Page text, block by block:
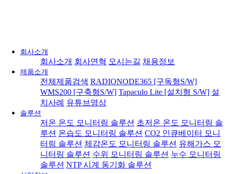
회사소개
회사소개 회사연혁 오시는길 채용정보
제품소개
전체제품검색 RADIONODE365 [구독형S/W]
WMS200 [구축형S/W] Tapaculo Lite [설치형 S/W] 설
치사례 유튜브영상
솔루션
저온 온도 모니터링 솔루션 초저온 온도 모니터링 솔
루션 온습도 모니터링 솔루션 CO2 인큐베이터 모니
터링 솔루션 체감온도 모니터링 솔루션 유해가스 모
니터링 솔루션 수위 모니터링 솔루션 누수 모니터링
솔루션 NTP 시계 동기화 솔루션